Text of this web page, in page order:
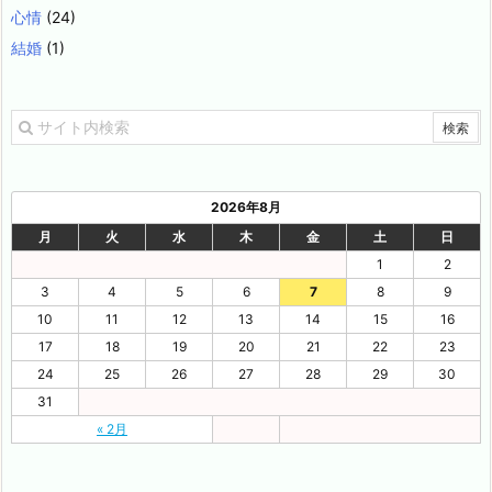
心情 (24)
結婚 (1)
2026年8月
月
火 水 木 金 土 日
« 2月
1
2
3
4 5 6 7 8
9
10
11 12 13 14 15
16
17
18 19 20 21 22
23
24
25 26 27 28 29
30
31